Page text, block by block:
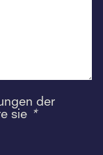
der
sie *